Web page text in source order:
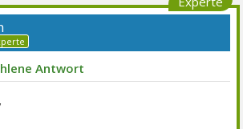
Antwort